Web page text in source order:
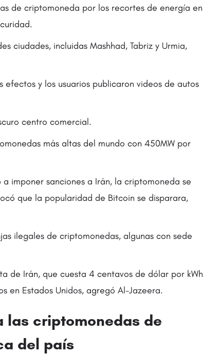
de criptomoneda por los recortes de energía en
ciudades, incluidas Mashhad, Tabriz y Urmia,
y los usuarios publicaron videos de autos
centro comercial.
más altas del mundo con 450MW por
imponer sanciones a Irán, la criptomoneda se
que la popularidad de Bitcoin se disparara,
ilegales de criptomonedas, algunas con sede
de Irán, que cuesta 4 centavos de dólar por kWh
en Estados Unidos, agregó Al-Jazeera.
las criptomonedas de
del país